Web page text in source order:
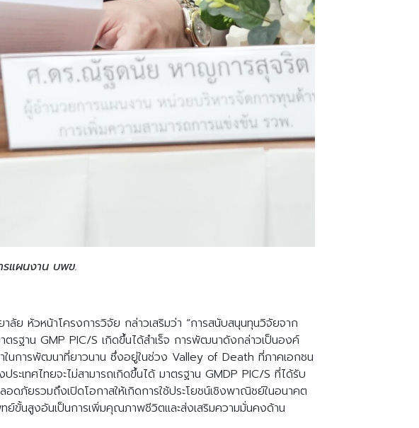
แผนงาน บพข.
หัวหน้าโครงการวิจัย กล่าวเสริมว่า “การสนับสนุนทุนวิจัยจาก
รฐาน GMP PIC/S เกิดขึ้นได้สำเร็จ การพัฒนาดังกล่าวเป็นองค์
ในการพัฒนาที่ยาวนาน ซึ่งอยู่ในช่วง Valley of Death ที่ภาคเอกชน
ทศไทยจะไม่สามารถเกิดขึ้นได้ มาตรฐาน GMDP PIC/S ที่ได้รับ
ภัยรวมถึงเปิดโอกาสให้เกิดการใช้ประโยชน์เชิงพาณิชย์ในอนาคต
ย์ขั้นสูงอันเป็นการเพิ่มคุณภาพชีวิตและส่งเสริมความมั่นคงด้าน